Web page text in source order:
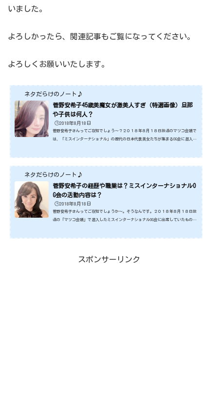
いました。
よろしかったら、関連記事もご覧になってください。
よろしくお願いいたします。
ネタだらけのノート♪
菅野安希子45歳美魔女が激美人すぎ（特選画像）旦那
や子供は何人？
🕒️2018年8月18日
菅野安希子さんってご存知でしょう～？２０１８年８月１８日放送のマツコ会議で
は、「ミスインターナショナル」の歴代の日本代表美女たちが集まるOG会に潜入し
ミスインターナショナルなのだから、当然と言えば当然の美しさかもしれませんけ
ネタだらけのノート♪
菅野安希子の経歴や職業は？ミスインターナショナルO
G会の活動内容は？
🕒️2018年8月18日
菅野安希子さんってご存知でしょうか～。そうなんです。２０１８年８月１８日放
送の「マツコ会議」で潜入したミスインターナショナルOG会に出席していたもの凄
ポンサーリンク (adsbygoogle = window.adsbygoog...
スポンサーリンク